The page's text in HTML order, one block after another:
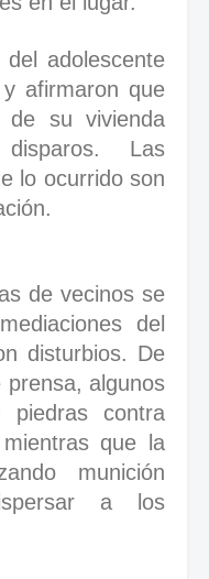
adolescente
afirmaron que
de su vivienda
Las
lo ocurrido son
de vecinos se
del
disturbios. De
algunos
piedras contra
que la
munición
a los